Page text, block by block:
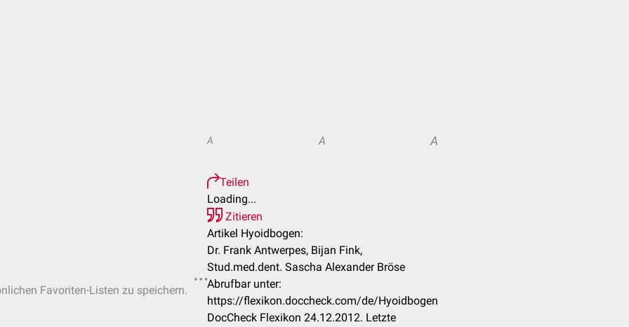
Favoriten-Listen zu speichern.
A A A
Teilen
Loading...
Zitieren
Artikel Hyoidbogen:
Dr. Frank Antwerpes, Bijan Fink,
Stud.med.dent. Sascha Alexander Bröse
Abrufbar unter:
https://flexikon.doccheck.com/de/Hyoidbogen
DocCheck Flexikon 24.12.2012. Letzte